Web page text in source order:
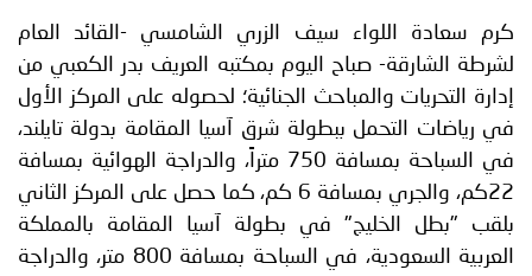
كرم سعادة اللواء سيف الزري الشامسي -القائد العام
لشرطة الشارقة- صباح اليوم بمكتبه العريف بدر الكعبي من
إدارة التحريات والمباحث الجنائية؛ لحصوله على المركز الأول
في رياضات التحمل ببطولة شرق آسيا المقامة بدولة تايلند،
في السباحة بمسافة 750 متراً، والدراجة الهوائية بمسافة
22كم، والجري بمسافة 6 كم، كما حصل على المركز الثاني
بلقب "بطل الخليج" في بطولة آسيا المقامة بالمملكة
العربية السعودية، في السباحة بمسافة 800 متر، والدراجة